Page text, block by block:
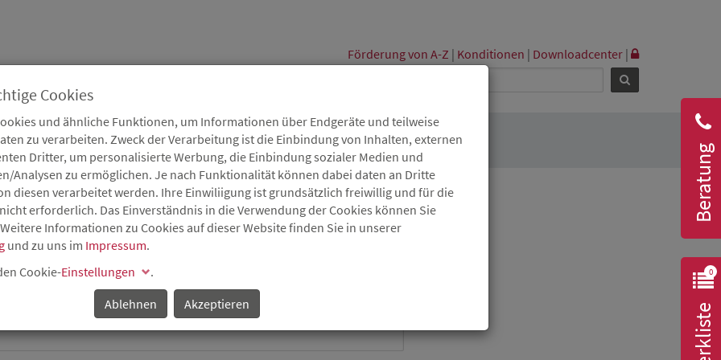
Förderung von A-Z | Konditionen | Downloadcenter |
Karriere Service Aktuelles
Beratung
0
Merkliste
Kommunal- und Infrastrukturförderung
Cookies
und ähnliche Funktionen, um Informationen über Endgeräte und teilweise
zu verarbeiten. Zweck der Verarbeitung ist die Einbindung von Inhalten, externen
Dritter, um personalisierte Werbung, die Einbindung sozialer Medien und
Analysen zu ermöglichen. Je nach Funktionalität können dabei daten an Dritte
diesen verarbeitet werden. Ihre Einwiliigung ist grundsätzlich freiwillig und für die
erforderlich. Das Einverständnis in die Verwendung der Cookies können Sie
Informationen zu Cookies auf dieser Website finden Sie in unserer
und zu uns im Impressum.
Cookie-Einstellungen
.
Ablehnen
Akzeptieren